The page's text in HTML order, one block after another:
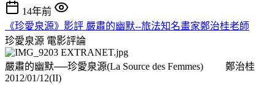
14年前
《珍愛泉源》影評 嚴肅的幽默--旅法知名畫家鄭治桂老師
珍愛泉源 電影評論
嚴肅的幽默──珍愛泉源(La Source des Femmes) 鄭治桂
2012/01/12(II)